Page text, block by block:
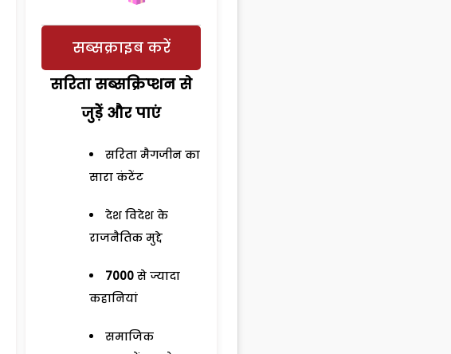
सब्सक्राइब करें
सरिता सब्सक्रिप्शन से
जुड़ेें और पाएं
सरिता मैगजीन का
सारा कंटेंट
देश विदेश के
राजनैतिक मुद्दे
7000 से ज्यादा
कहानियां
समाजिक